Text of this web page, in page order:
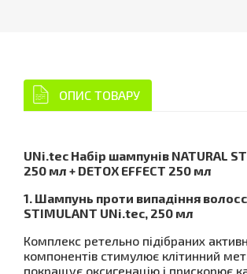
ОПИС ТОВАРУ
UNi.tec Набір шампунів NATURAL
250 мл + DETOX EFFECT 250 мл
1. Шампунь проти випадіння
STIMULANT UNi.tec, 250 мл
Комплекс ретельно підібраних
компонентів стимулює клітинний
покращує оксигенацію і прискорює